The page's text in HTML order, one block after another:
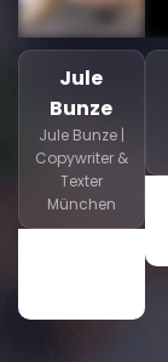
Jule
Bunze
Jule Bunze |
Copywriter &
Texter
München